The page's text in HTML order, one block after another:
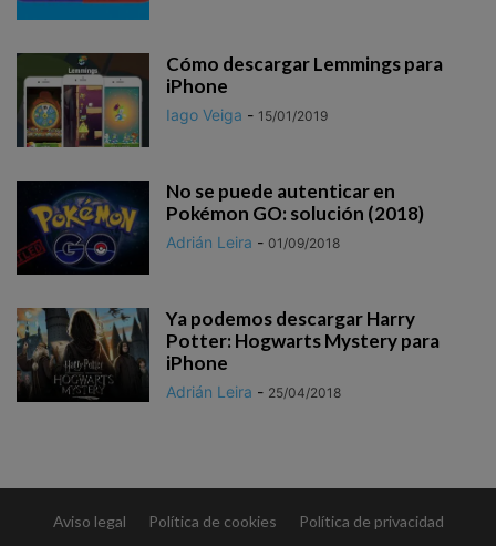
Cómo descargar Lemmings para
iPhone
Iago Veiga - 15/01/2019
No se puede autenticar en
Pokémon GO: solución (2018)
Adrián Leira - 01/09/2018
Ya podemos descargar Harry
Potter: Hogwarts Mystery para
iPhone
Adrián Leira - 25/04/2018
Aviso legal Política de cookies Política de privacidad